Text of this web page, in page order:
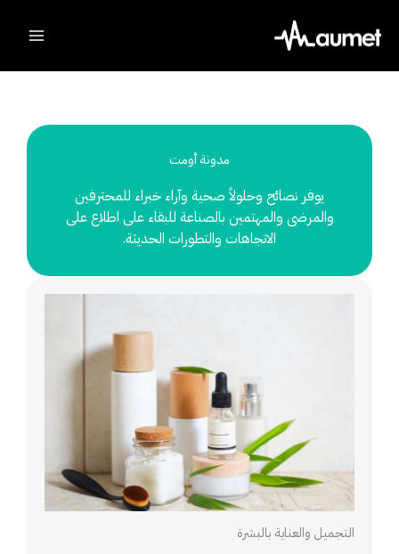
content
مدونة أومت
يوفر نصائح وحلولاً صحية وآراء خبراء للمحترفين
والمرضى والمهتمين بالصناعة للبقاء على اطلاع على
الاتجاهات والتطورات الحديثة.
التجميل والعناية بالبشرة